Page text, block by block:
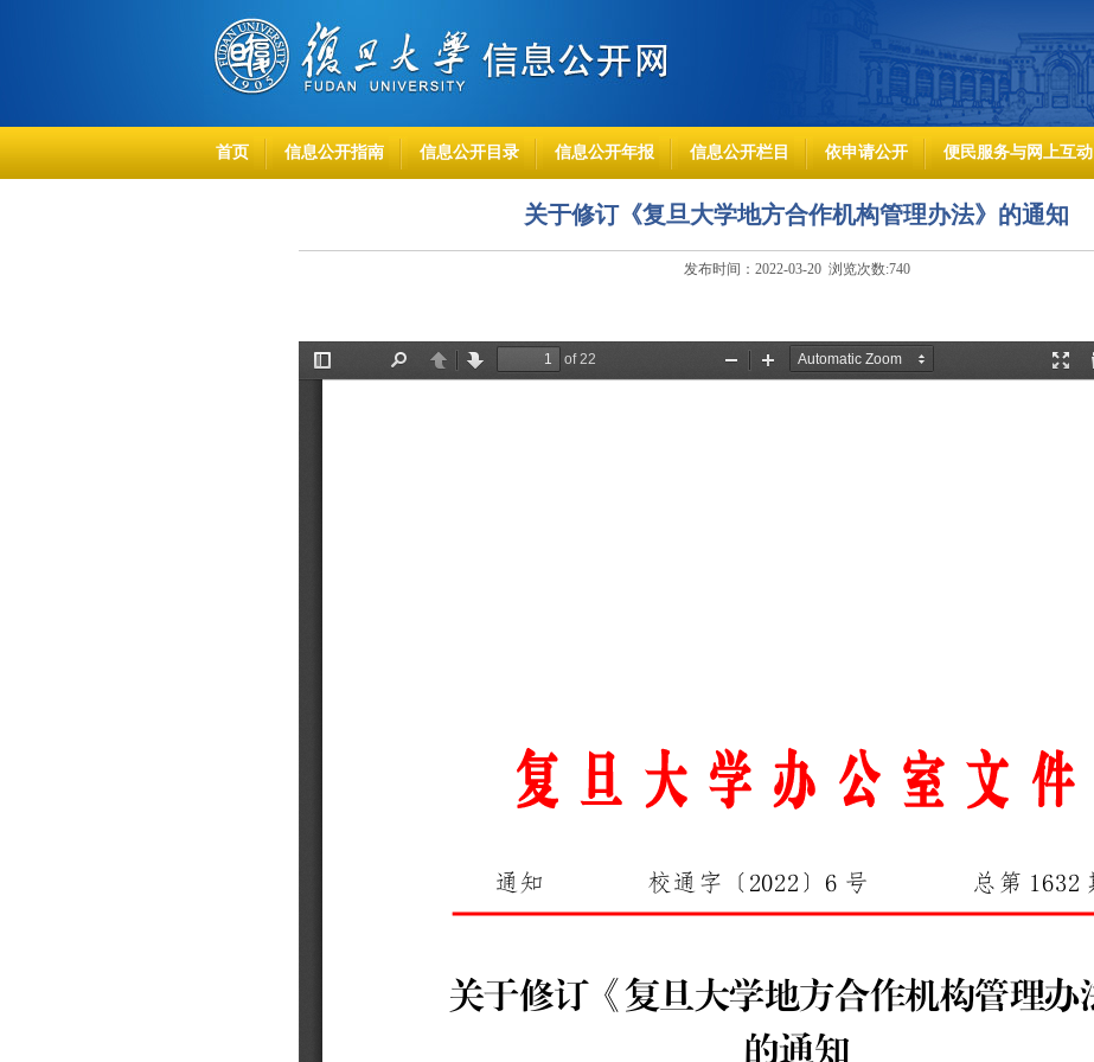
首页 信息公开指南 信息公开目录 信息公开年报 信息公开栏目 依申请公开 便民服务与网上互动
关于修订《复旦大学地方合作机构管理办法》的通知
发布时间：2022-03-20 浏览次数:740